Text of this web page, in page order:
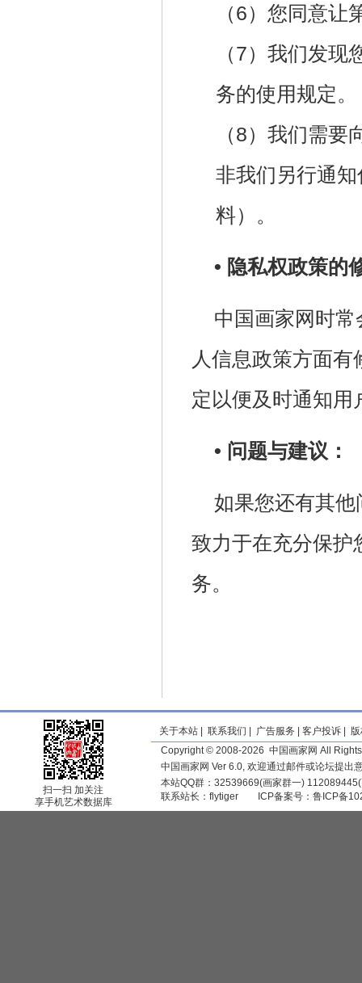
（6）您同意让
（7）我们发
务的使用规定。
（8）我们需
非我们另行通
料）。
• 隐私权政策的
中国画家网时
人信息政策方面
定以便及时通知用
• 问题与建议：
如果您还有其
致力于在充分保护
务。
扫一扫 加关注
享手机艺术数据库
关于本站 联系我们 广告服务 客户投诉
Copyright © 2008-2026 中国画家网 All
中国画家网 Ver 6.0, 欢迎通过邮件或论坛提出
本站QQ群：32539669(画家群一)
联系站长： flytiger ICP备案号： 鲁ICP备